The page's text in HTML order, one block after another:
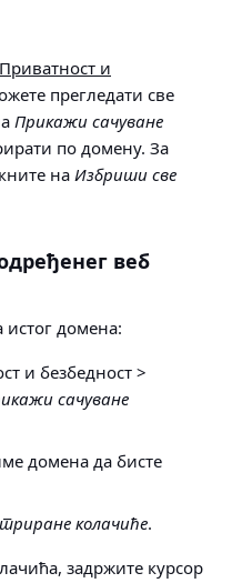
Приватност и
прегледати све
Прикажи сачуване
по домену. За
наИзбриши све
веб
истог домена:
и безбедност >
сачуване
домена да бисте
колачиће.
задржите курсор